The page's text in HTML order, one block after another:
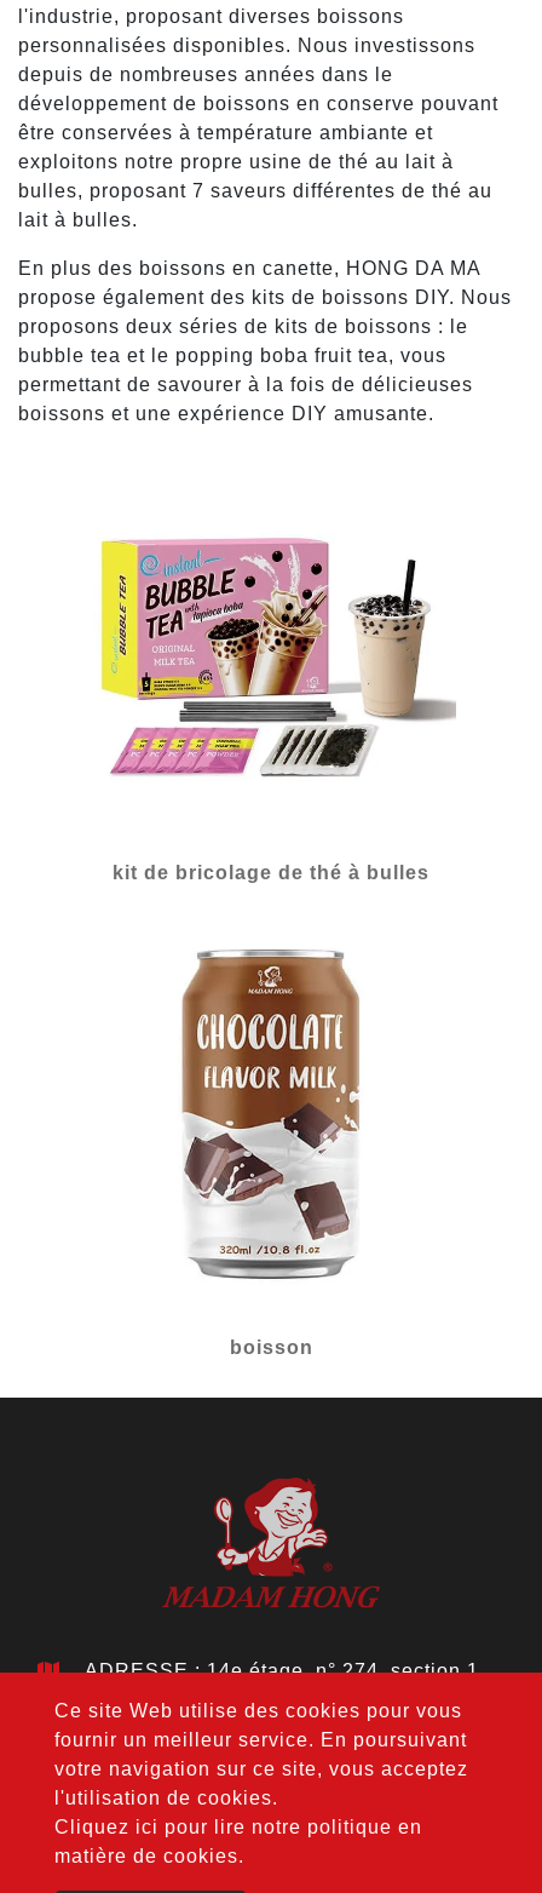
l'industrie, proposant diverses boissons
personnalisées disponibles. Nous investissons
depuis de nombreuses années dans le
développement de boissons en conserve pouvant
être conservées à température ambiante et
exploitons notre propre usine de thé au lait à
bulles, proposant 7 saveurs différentes de thé au
lait à bulles.
En plus des boissons en canette, HONG DA MA
propose également des kits de boissons DIY. Nous
proposons deux séries de kits de boissons : le
bubble tea et le popping boba fruit tea, vous
permettant de savourer à la fois de délicieuses
boissons et une expérience DIY amusante.
kit de bricolage de thé à bulles
boisson
Ce site Web utilise des cookies pour vous
fournir un meilleur service. En poursuivant
votre navigation sur ce site, vous acceptez
l'utilisation de cookies.
Cliquez ici pour lire notre politique en
matière de cookies.
ADRESSE : 14e étage, n° 274, section 1,
Wenxin Rd., district de Nantun, ville de
Taichung 408, Taïwan
TÉL. : +886-4-24728687
FAX : +886-4-24728688
COURRIER :jouho.hdm@gmail.com